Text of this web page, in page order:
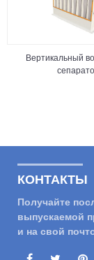
Вертикальный
КОНТАКТЫ
Получайте
выпускаемой
и на свой